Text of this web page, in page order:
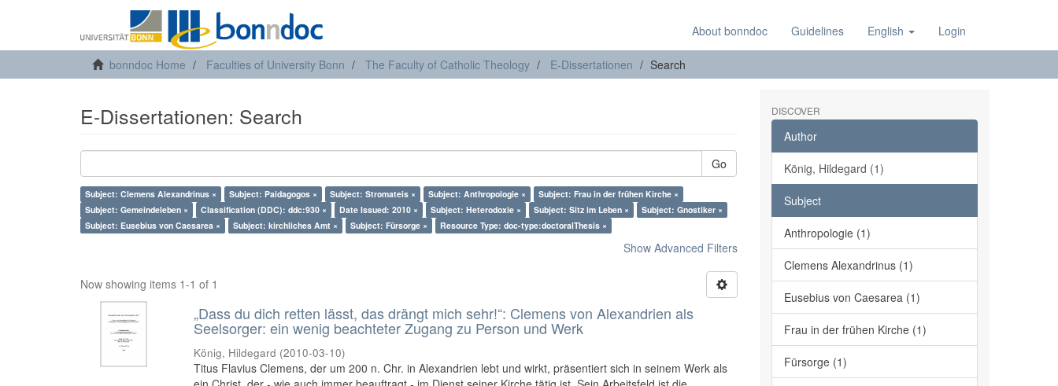
About bonndoc Guidelines English Login
bonndoc Home Faculties of University Bonn The Faculty of Catholic Theology E-Dissertationen Search
E-Dissertationen: Search
Go
Subject: Clemens Alexandrinus × Subject: Paidagogos × Subject: Stromateis × Subject: Anthropologie ×
Subject: Frau in der frühen Kirche ×
Subject: Gemeindeleben ×
Classification (DDC): ddc:930 × Date Issued: 2010 × Subject: Heterodoxie × Subject: Sitz im Leben ×
Subject: Gnostiker ×
Subject: Eusebius von Caesarea ×
Subject: kirchliches Amt × Subject: Fürsorge × Resource Type: doc-type:doctoralThesis ×
Show Advanced Filters
Now showing items 1-1 of 1
„Dass du dich retten lässt, das drängt mich sehr!“: Clemens von Alexandrien als
Seelsorger: ein wenig beachteter Zugang zu Person und Werk
König, Hildegard (2010-03-10)
Titus Flavius Clemens, der um 200 n. Chr. in Alexandrien lebt und wirkt, präsentiert sich in seinem Werk als
DISCOVER
Author
König, Hildegard (1)
Subject
Anthropologie (1)
Clemens Alexandrinus (1)
Eusebius von Caesarea (1)
Frau in der frühen Kirche (1)
Fürsorge (1)